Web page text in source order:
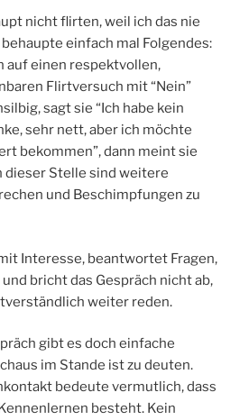
nicht flirten, weil ich das nie
einfach mal Folgendes:
auf einen respektvollen,
Flirtversuch mit “Nein”
sagt sie “Ich habe kein
sehr nett, aber ich möchte
bekommen”, dann meint sie
dieser Stelle sind weitere
und Beschimpfungen zu
Interesse, beantwortet Fragen,
bricht das Gespräch nicht ab,
weiter reden.
gibt es doch einfache
im Stande ist zu deuten.
bedeute vermutlich, dass
besteht. Kein